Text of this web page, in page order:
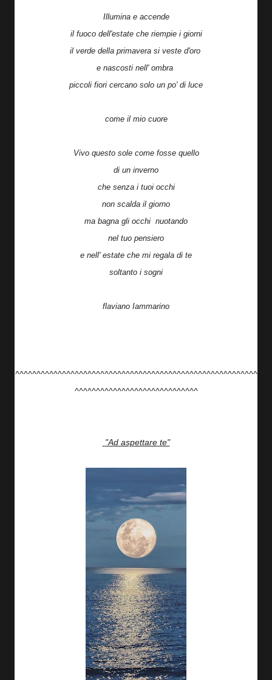
Illumina e accende
il fuoco dell'estate che riempie i giorni
il verde della primavera si veste d'oro
e nascosti nell' ombra
piccoli fiori cercano solo un po' di luce
come il mio cuore
Vivo questo sole come fosse quello
di un inverno
che senza i tuoi occhi
non scalda il giorno
ma bagna gli occhi nuotando
nel tuo pensiero
e nell' estate che mi regala di te
soltanto i sogni
flaviano Iammarino
^^^^^^^^^^^^^^^^^^^^^^^^^^^^^^^^^^^^^^^^^^^^^^^^^^^^^^^^^
^^^^^^^^^^^^^^^^^^^^^^^^^^^^^
"Ad aspettare te"